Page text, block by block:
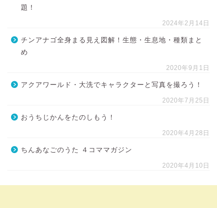
題！
2024年2月14日
チンアナゴ全身まる見え図解！生態・生息地・種類まと
め
2020年9月1日
アクアワールド・大洗でキャラクターと写真を撮ろう！
2020年7月25日
おうちじかんをたのしもう！
2020年4月28日
ちんあなごのうた ４コママガジン
2020年4月10日